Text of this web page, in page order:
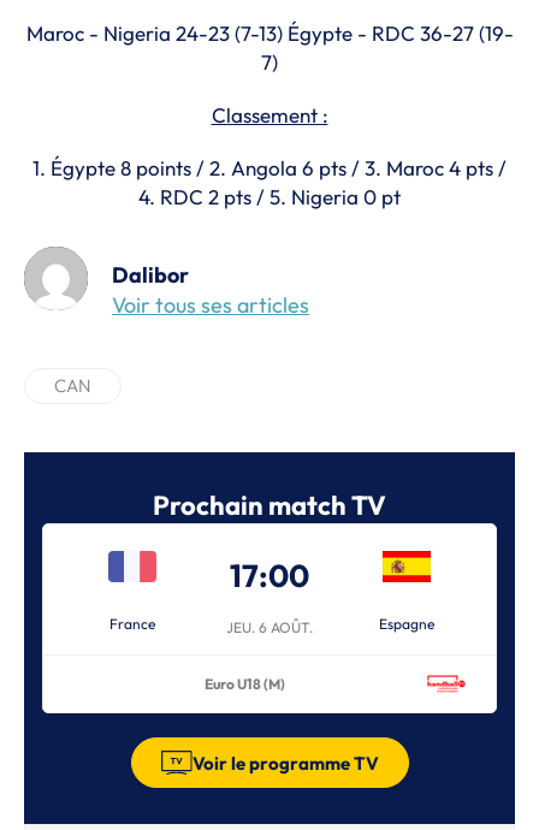
Maroc - Nigeria 24-23 (7-13) Égypte - RDC 36-27 (19-
7)
Classement :
1. Égypte 8 points / 2. Angola 6 pts / 3. Maroc 4 pts /
4. RDC 2 pts / 5. Nigeria 0 pt
Dalibor
Voir tous ses articles
CAN
Prochain match TV
France
17:00
JEU. 6 AOÛT. Espagne
Euro U18 (M)
Voir le programme TV